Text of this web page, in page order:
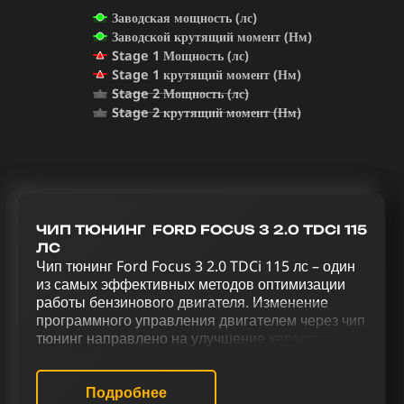
Заводская мощность (лс)
Заводской крутящий момент (Нм)
Stage 1 Мощность (лс)
Stage 1 крутящий момент (Нм)
Stage 2 Мощность (лс)
Stage 2 крутящий момент (Нм)
ЧИП ТЮНИНГ FORD FOCUS 3 2.0 TDCI 115
ЛС
Чип тюнинг Ford Focus 3 2.0 TDCi 115 лс – один
из самых эффективных методов оптимизации
работы бензинового двигателя. Изменение
программного управления двигателем через чип
тюнинг направлено на улучшение характеристик
комплекс тюнинговых работ, включающих чип
тюнинг (stage 1 и stage 2), отключение
Подробнее